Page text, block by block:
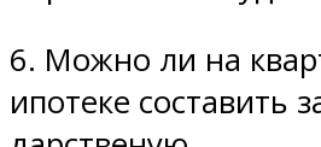
6. Можно ли на
ипотеке составить